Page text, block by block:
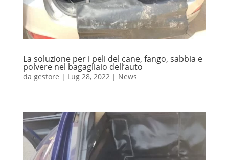
La soluzione per i peli del cane, fango, sabbia e
polvere nel bagagliaio dell’auto
da gestore | Lug 28, 2022 | News